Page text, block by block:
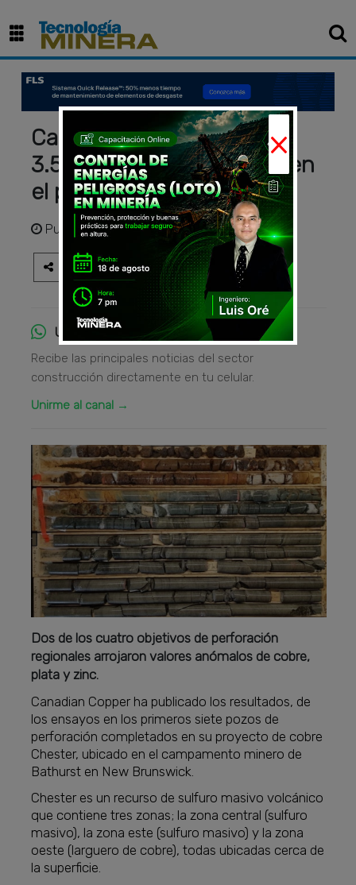
Canadian Copper perfora
3.55% Cu en 0,75 metros en
el proyecto Chester
Publicadohace 4 años
Únete al canal de WhatsApp
Recibe las principales noticias del sector
construcción directamente en tu celular.
Unirme al canal →
Dos de los cuatro objetivos de perforación
regionales arrojaron valores anómalos de cobre,
plata y zinc.
Canadian Copper ha publicado los resultados, de
los ensayos en los primeros siete pozos de
perforación completados en su proyecto de cobre
Chester, ubicado en el campamento minero de
Bathurst en New Brunswick.
Chester es un recurso de sulfuro masivo volcánico
que contiene tres zonas; la zona central (sulfuro
masivo), la zona este (sulfuro masivo) y la zona
oeste (larguero de cobre), todas ubicadas cerca de
la superficie.
×